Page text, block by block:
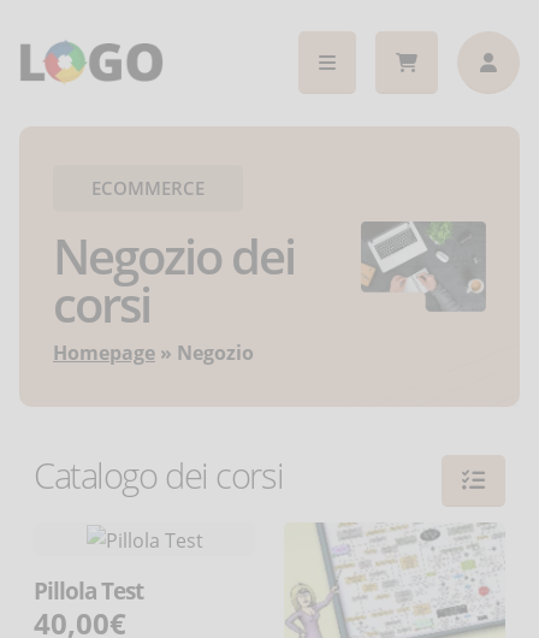
ECOMMERCE
Negozio dei
corsi
Homepage Negozio
Catalogo dei corsi
Pillola Test
40,00€